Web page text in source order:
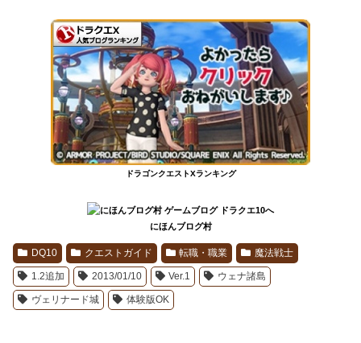
ドラゴンクエストXランキング
にほんブログ村
DQ10 クエストガイド 転職・職業 魔法戦士
1.2追加 2013/01/10 Ver.1 ウェナ諸島
ヴェリナード城 体験版OK